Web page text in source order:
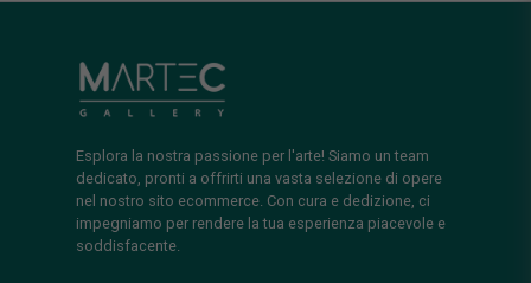
Esplora la nostra passione per l'arte! Siamo un team
dedicato, pronti a offrirti una vasta selezione di opere
nel nostro sito ecommerce. Con cura e dedizione, ci
impegniamo per rendere la tua esperienza piacevole e
soddisfacente.